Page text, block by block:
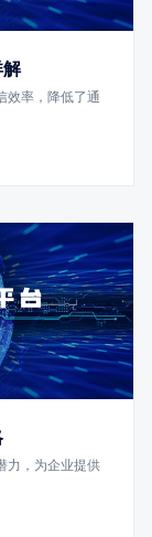
效率，降低了通
力，为企业提供